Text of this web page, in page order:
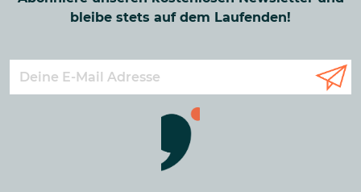
bleibe stets auf dem Laufenden!